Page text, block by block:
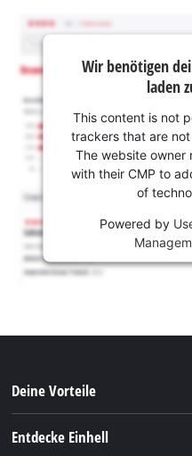
Wir benötigen
laden
This content is not
trackers that are
The website owner
with their CMP to
of
Powered by
Deine Vorteile
Entdecke Einhell